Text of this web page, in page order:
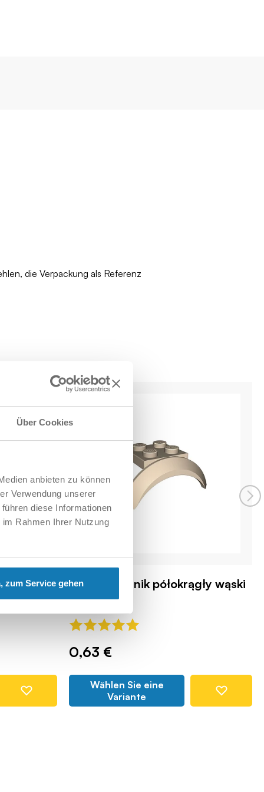
Über Cookies
anbieten zu können
Verwendung unserer
diese Informationen
Rahmen Ihrer Nutzung
zum Service gehen
die Verpackung als Referenz
2x2 1/3 błotnik półokrągły wąski
COBI-82087
0,63 €
Wählen Sie eine
Variante